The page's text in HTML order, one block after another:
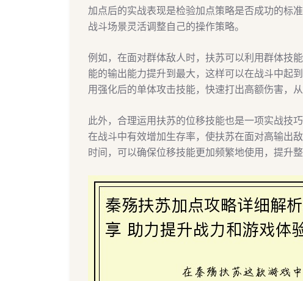
加点后的实战表现是检验加点策略是否成功的标
战斗场景灵活调整自己的操作策略。
例如，在面对群体敌人时，扶苏可以利用群体技
能的输出能力提升到最大，这样可以在战斗中起
用强化后的单体攻击技能，快速打出高额伤害，
此外，合理运用扶苏的位移技能也是一项实战技
在战斗中有效增加生存率，使扶苏在面对高输出
时间，可以确保位移技能更加频繁地使用，提升整